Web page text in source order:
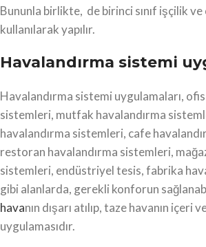
Bununla birlikte, de birinci sınıf işçilik
kullanılarak yapılır.
Havalandırma sistemi
Havalandırma sistemi uygulamaları,
sistemleri, mutfak havalandırma
havalandırma sistemleri, cafe
restoran havalandırma sistemleri,
sistemleri, endüstriyel tesis, fabrika
gibi alanlarda, gerekli konforun
havanın dışarı atılıp, taze havanın içeri
uygulamasıdır.